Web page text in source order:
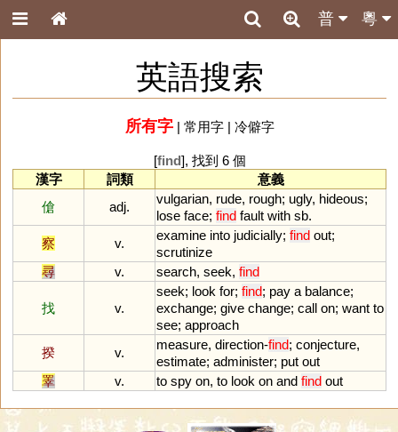
粵
普
英語搜索
所有字| 常用字| 冷僻字
[find], 找到 6 個
漢字
詞類
意義
傖
adj.
vulgarian, rude, rough; ugly, hideous;
lose face; find fault with sb.
察
v.
examine into judicially; find out;
scrutinize
尋
v. search, seek, find
找 v.
seek; look for; find; pay a balance;
exchange; give change; call on; want to
see; approach
揆
v.
measure, direction-find; conjecture,
estimate; administer; put out
睪
v. to spy on, to look on and find out